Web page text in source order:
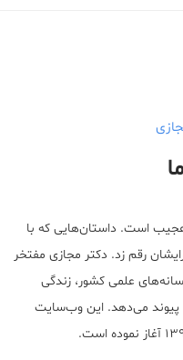
عجیب است. داستان‌هایی که با
رقم زد. دکتر مجازی مفتخر
علمی کشور، زندگی
پیوند می‌دهد. این وب‌سایت